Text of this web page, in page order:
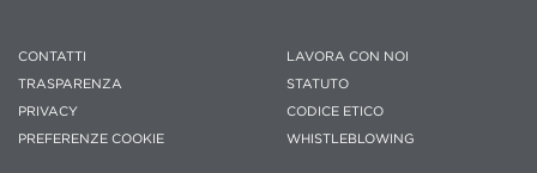
CONTATTI
TRASPARENZA
PRIVACY
PREFERENZE COOKIE
LAVORA CON NOI
STATUTO
CODICE ETICO
WHISTLEBLOWING